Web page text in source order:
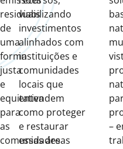
residuais
de
uma
forma
justa
e
equitativa
para
as
comunidades
viabilizando
investimentos
alinhados com
instituições e
comunidades
locais que
entendem
como proteger
e restaurar
essas áreas
–